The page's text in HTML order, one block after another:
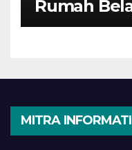
Rumah
YMII
MITRA